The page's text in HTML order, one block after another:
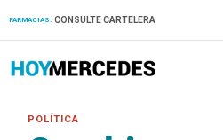
FARMACIAS: CONSULTE CARTELERA